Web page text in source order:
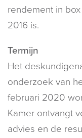
rendement in
2016 is.
Termijn
Het
onderzoek van
februari 2020
Kamer ontvangt
advies en de